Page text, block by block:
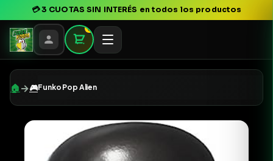
💳3 CUOTAS SIN INTERÉS en todos los productos
0
🏠 →🎮Funko Pop Alien